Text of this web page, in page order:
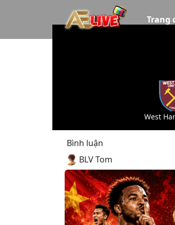
Trang
West
Bình luận
BLV Tom